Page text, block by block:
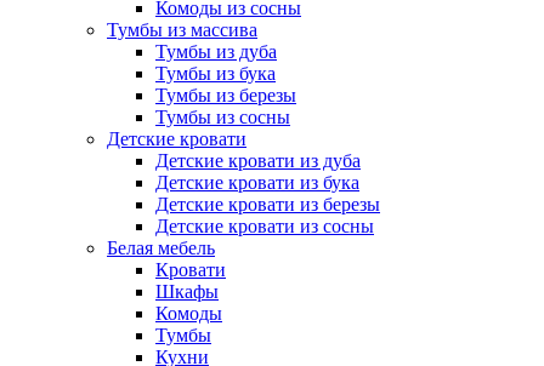
Комоды из сосны
Тумбы из массива
Тумбы из дуба
Тумбы из бука
Тумбы из березы
Тумбы из сосны
Детские кровати
Детские кровати из дуба
Детские кровати из бука
Детские кровати из березы
Детские кровати из сосны
Белая мебель
Кровати
Шкафы
Комоды
Тумбы
Кухни